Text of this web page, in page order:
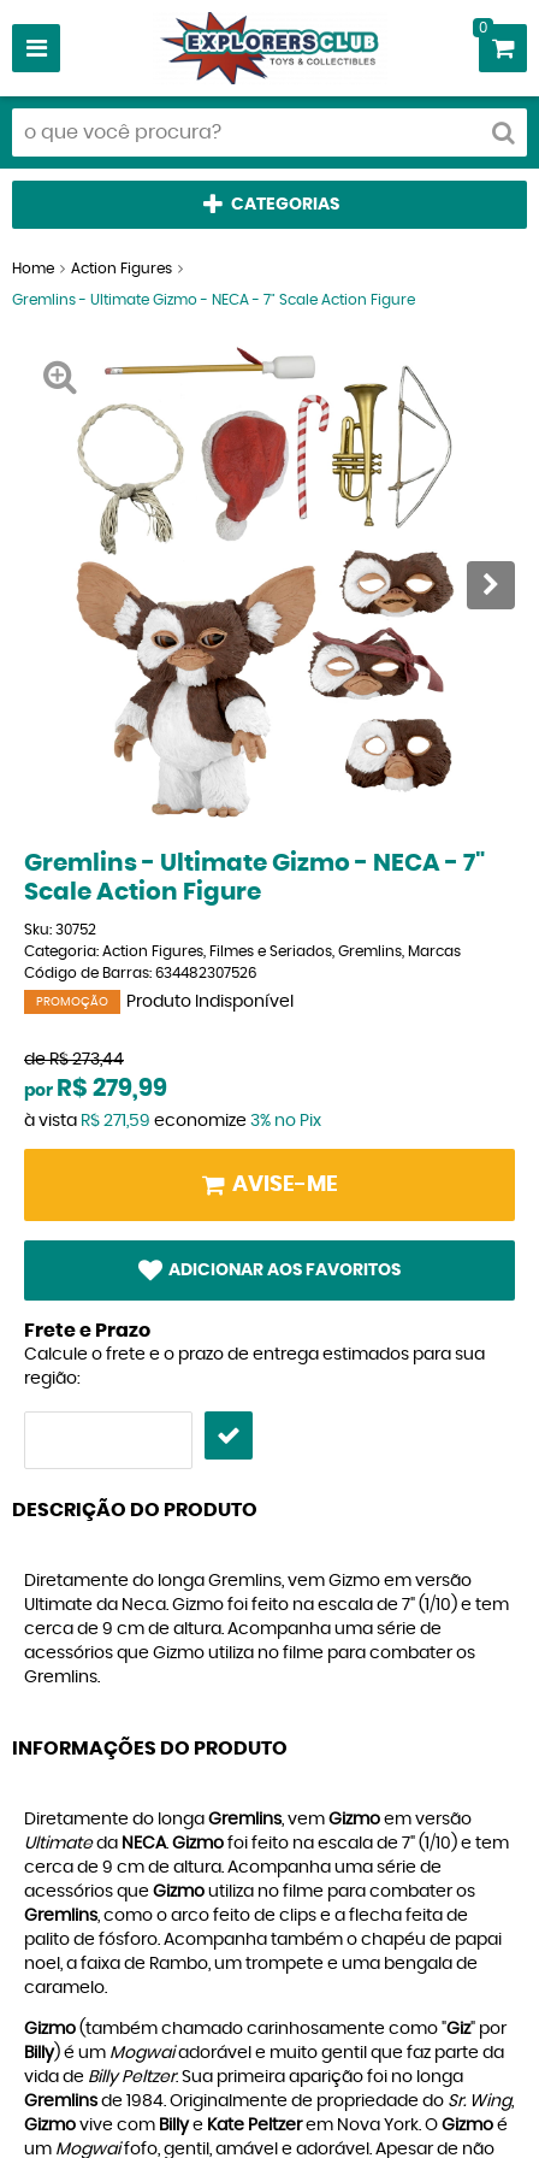
0
CATEGORIAS
Home Action Figures
Gremlins - Ultimate Gizmo - NECA - 7" Scale Action Figure
Gremlins - Ultimate Gizmo - NECA - 7"
Scale Action Figure
Sku: 30752
Categoria: Action Figures Filmes e Seriados Gremlins Marcas
Código de Barras: 634482307526
PROMOÇÃO Produto Indisponível
de R$ 273,44
por R$ 279,99
à vista R$ 271,59 economize 3% no Pix
AVISE-ME
ADICIONAR AOS FAVORITOS
Frete e Prazo
Calcule o frete e o prazo de entrega estimados para sua
região:
DESCRIÇÃO DO PRODUTO
Diretamente do longa Gremlins, vem Gizmo em versão
Ultimate da Neca. Gizmo foi feito na escala de 7" (1/10) e tem
cerca de 9 cm de altura. Acompanha uma série de
acessórios que Gizmo utiliza no filme para combater os
Gremlins.
INFORMAÇÕES DO PRODUTO
Diretamente do longa Gremlins, vem Gizmo em versão
Ultimateda NECA. Gizmo foi feito na escala de 7" (1/10) e tem
cerca de 9 cm de altura. Acompanha uma série de
acessórios que Gizmo utiliza no filme para combater os
Gremlins, como o arco feito de clips e a flecha feita de
palito de fósforo. Acompanha também o chapéu de papai
noel, a faixa de Rambo, um trompete e uma bengala de
caramelo.
Gizmo (também chamado carinhosamente como "Giz" por
Billy) é um Mogwaiadorável e muito gentil que faz parte da
vida de Billy Peltzer. Sua primeira aparição foi no longa
Gremlins de 1984. Originalmente de propriedade do Sr. Wing,
Gizmo vive com Billye Kate Peltzerem Nova York. O Gizmo é
um Mogwaifofo, gentil, amável e adorável. Apesar de não